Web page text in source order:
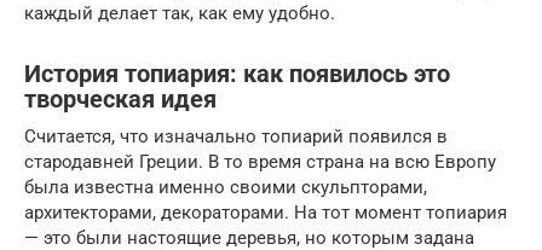
каждый делает так, как ему удобно.
История топиария: как появилось это
творческая идея
Считается, что изначально топиарий появился в
стародавней Греции. В то время страна на всю Европу
была известна именно своими скульпторами,
архитекторами, декораторами. На тот момент топиария
— это были настоящие деревья, но которым задана